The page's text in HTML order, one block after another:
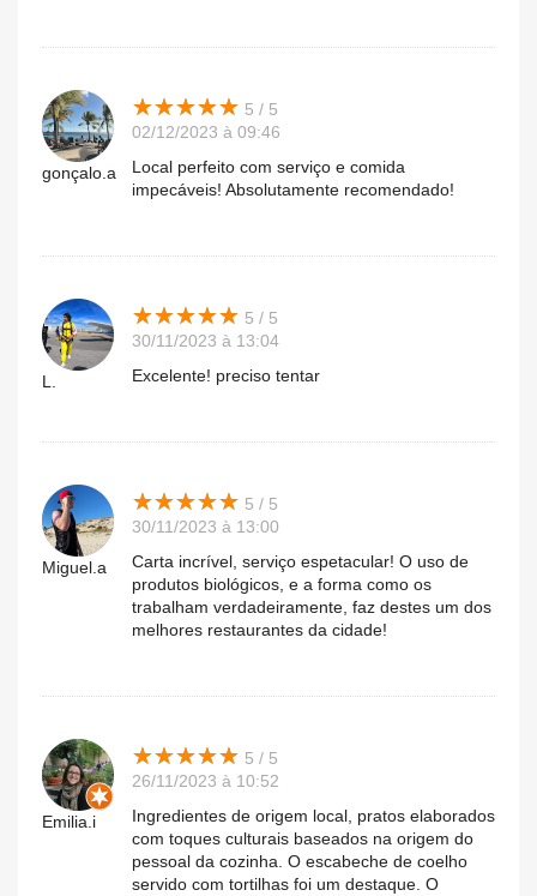
gonçalo.a
★★★★★
★★★★★ 5 / 5
02/12/2023 à 09:46
Local perfeito com serviço e comida
impecáveis! Absolutamente recomendado!
L.
★★★★★
★★★★★ 5 / 5
30/11/2023 à 13:04
Excelente! preciso tentar
Miguel.a
★★★★★
★★★★★ 5 / 5
30/11/2023 à 13:00
Carta incrível, serviço espetacular! O uso de
produtos biológicos, e a forma como os
trabalham verdadeiramente, faz destes um dos
melhores restaurantes da cidade!
Emilia.i
★★★★★
★★★★★ 5 / 5
26/11/2023 à 10:52
Ingredientes de origem local, pratos elaborados
com toques culturais baseados na origem do
pessoal da cozinha. O escabeche de coelho
servido com tortilhas foi um destaque. O